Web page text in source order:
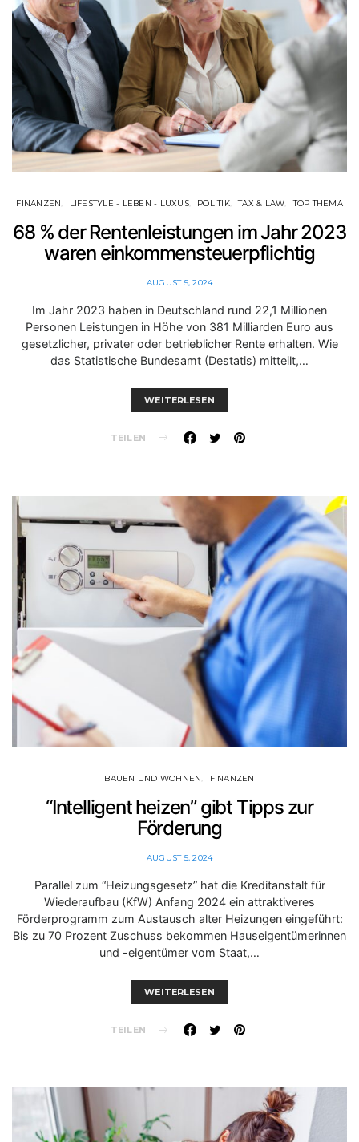
FINANZEN LIFESTYLE - LEBEN - LUXUS POLITIK TAX & LAW TOP THEMA
68 % der Rentenleistungen im Jahr 2023
waren einkommensteuerpflichtig
AUGUST 5, 2024
Im Jahr 2023 haben in Deutschland rund 22,1 Millionen
Personen Leistungen in Höhe von 381 Milliarden Euro aus
gesetzlicher, privater oder betrieblicher Rente erhalten. Wie
das Statistische Bundesamt (Destatis) mitteilt,…
WEITERLESEN
TEILEN
BAUEN UND WOHNEN FINANZEN
“Intelligent heizen” gibt Tipps zur
Förderung
AUGUST 5, 2024
Parallel zum “Heizungsgesetz” hat die Kreditanstalt für
Wiederaufbau (KfW) Anfang 2024 ein attraktiveres
Förderprogramm zum Austausch alter Heizungen eingeführt:
Bis zu 70 Prozent Zuschuss bekommen Hauseigentümerinnen
und -eigentümer vom Staat,…
WEITERLESEN
TEILEN